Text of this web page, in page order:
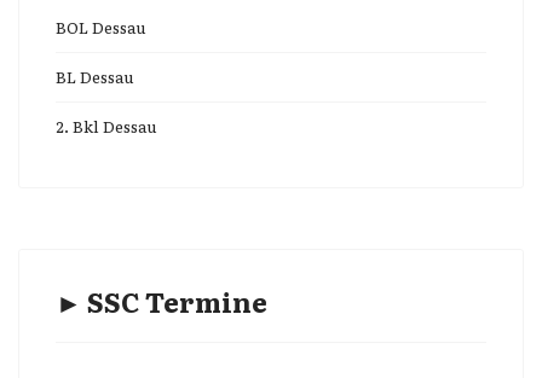
BOL Dessau
BL Dessau
2. Bkl Dessau
► SSC Termine